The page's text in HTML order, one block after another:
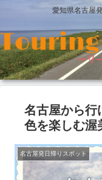
愛知県名古屋
名古屋から行
色を楽しむ渥
名古屋発日帰りスポット